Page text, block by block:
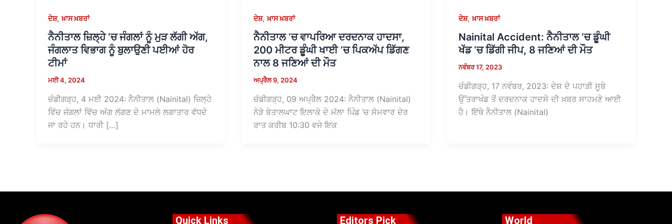
ਦੇਸ਼,ਖ਼ਾਸ ਖ਼ਬਰਾਂ
ਨੈਨੀਤਾਲ ਜ਼ਿਲ੍ਹੇ ‘ਚ ਜੰਗਲਾਂ ਨੂੰ ਮੁੜ ਲੱਗੀ ਅੱਗ,
ਜੰਗਲਾਤ ਵਿਭਾਗ ਨੂੰ ਬੁਲਾਉਣੀ ਪਈਆਂ ਹੋਰ
ਟੀਮਾਂ
ਮਈ 4, 2024
ਚੰਡੀਗੜ੍ਹ, 4 ਮਈ 2024: ਨੈਨੀਤਾਲ (Nainital) ਜ਼ਿਲ੍ਹੇ
ਵਿੱਚ ਜੰਗਲਾਂ ਵਿੱਚ ਅੱਗ ਲੱਗਣ ਦੇ ਮਾਮਲੇ ਲਗਾਤਾਰ ਵੱਧਦੇ
ਜਾ ਰਹੇ ਹਨ। ਧਾਰੀ […]
ਦੇਸ਼,ਖ਼ਾਸ ਖ਼ਬਰਾਂ
ਨੈਨੀਤਾਲ ‘ਚ ਵਾਪਰਿਆ ਦਰਦਨਾਕ ਹਾਦਸਾ,
200 ਮੀਟਰ ਡੂੰਘੀ ਖਾਈ ‘ਚ ਪਿਕਅੱਪ ਡਿੱਗਣ
ਨਾਲ 8 ਜਣਿਆਂ ਦੀ ਮੌਤ
ਅਪ੍ਰੈਲ 9, 2024
ਚੰਡੀਗੜ੍ਹ, 09 ਅਪ੍ਰੈਲ 2024: ਨੈਨੀਤਾਲ (Nainital)
ਨੇੜੇ ਬੇਤਾਲਘਾਟ ਇਲਾਕੇ ਦੇ ਮੱਲਾ ਪਿੰਡ ‘ਚ ਸੋਮਵਾਰ ਦੇਰ
ਰਾਤ ਕਰੀਬ 10:30 ਵਜੇ ਇਕ
ਦੇਸ਼,ਖ਼ਾਸ ਖ਼ਬਰਾਂ
Nainital Accident: ਨੈਨੀਤਾਲ ‘ਚ ਡੂੰਘੀ
ਖੱਡ ‘ਚ ਡਿੱਗੀ ਜੀਪ, 8 ਜਣਿਆਂ ਦੀ ਮੌਤ
ਨਵੰਬਰ 17, 2023
ਚੰਡੀਗੜ੍ਹ, 17 ਨਵੰਬਰ, 2023: ਦੇਸ਼ ਦੇ ਪਹਾੜੀ ਸੂਬੇ
ਉੱਤਰਾਖੰਡ ਤੋਂ ਦਰਦਨਾਕ ਹਾਦਸੇ ਦੀ ਖ਼ਬਰ ਸਾਹਮਣੇ ਆਈ
ਹੈ। ਇੱਥੇ ਨੈਨੀਤਾਲ (Nainital)
Quick Links Editors Pick World